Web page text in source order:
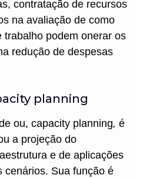
contratação de recursos
na avaliação de como
trabalho podem onerar os
redução de despesas
planning
ou, capacity planning, é
a projeção do
e de aplicações
cenários. Sua função é